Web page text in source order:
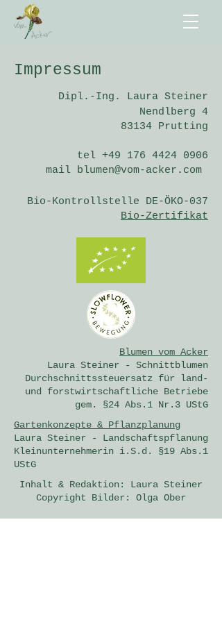
Impressum
Dipl.-Ing. Laura Steiner
Nendlberg 4
83134 Prutting
tel +49 176 4424 0906
mail blumen@vom-acker.com
Bio-Kontrollstelle DE-ÖKO-037
Bio-Zertifikat
Blumen vom Acker
Laura Steiner - Schnittblumen
Durchschnittssteuersatz für land-
und forstwirtschaftliche Betriebe
gem. §24 Abs.1 Nr.3 UStG
Gartenkonzepte & Pflanzplanung
Laura Steiner - Landschaftspflanung
Kleinunternehmerin i.S.d. §19 Abs.1
UStG
Inhalt & Redaktion: Laura Steiner
Copyright Bilder: Olga Ober